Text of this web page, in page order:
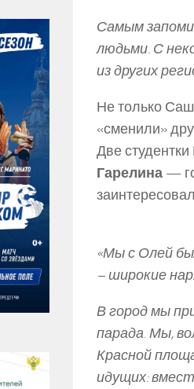
Самым
людьми. С
из других
Не только
«сменили»
Две
Гарелина —
«Мы с Олей
– широкие
В город мы
парада. Мы,
Красной
идущих: